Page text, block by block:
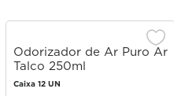
Odorizador de Ar Puro Ar
Talco 250ml
Caixa 12 UN